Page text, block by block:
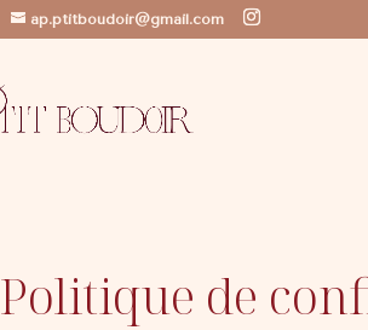
ap.ptitboudoir@gmail.com
Politique de